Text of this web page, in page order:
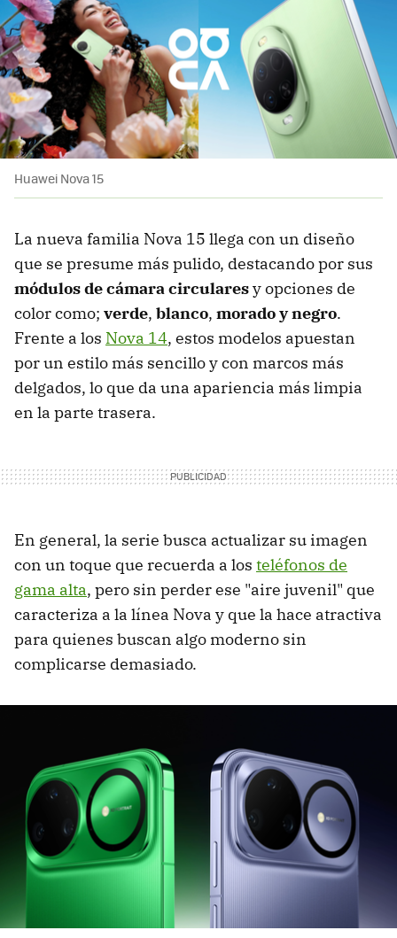
Huawei Nova 15
La nueva familia Nova 15 llega con un diseño
que se presume más pulido, destacando por sus
módulos de cámara circularesy opciones de
color como; verde, blanco, morado y negro.
Frente a los Nova 14, estos modelos apuestan
por un estilo más sencillo y con marcos más
delgados, lo que da una apariencia más limpia
en la parte trasera.
En general, la serie busca actualizar su imagen
con un toque que recuerda a los teléfonos de
gama alta, pero sin perder ese "aire juvenil" que
caracteriza a la línea Nova y que la hace atractiva
para quienes buscan algo moderno sin
complicarse demasiado.